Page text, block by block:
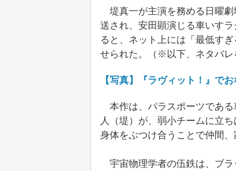
堤真一が主演を務める日曜劇
送され、安田顕演じる車いす
ると、ネット上には「最低す
せられた。（※以下、ネタバレ
【写真】『ラヴィット！』で
本作は、パラスポーツである
人（堤）が、弱小チームに立
身体をぶつけ合うことで仲間
宇宙物理学者の伍鉄は、ブラ